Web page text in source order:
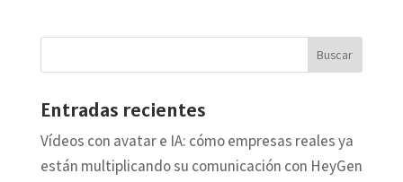
Entradas recientes
Vídeos con avatar e IA: cómo empresas reales ya
están multiplicando su comunicación con HeyGen